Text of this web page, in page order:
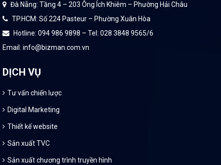
Đà Nẵng: Tầng 4 – 203 Ông Ích Khiêm – Phường Hải Châu
TP.HCM: Số 224 Pasteur – Phường Xuân Hòa
Hotline: 094 986 9898 – Tel: 028 3848 9565/6
Email: info@bizman.com.vn
DỊCH VỤ
Tư vấn chiến lược
Digital Marketing
Thiết kế website
Sản xuất TVC
Sản xuất chương trình truyền hình